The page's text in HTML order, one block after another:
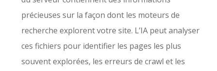
précieuses sur la façon dont les moteurs de
recherche explorent votre site. L’IA peut analyser
ces fichiers pour identifier les pages les plus
souvent explorées, les erreurs de crawl et les